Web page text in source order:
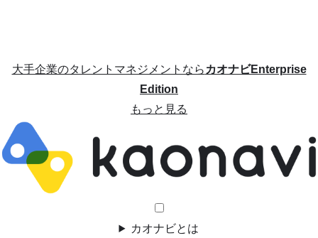
大手企業のタレントマネジメントならカオナビEnterprise
Edition
もっと見る
カオナビとは